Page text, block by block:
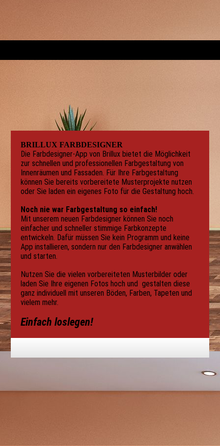
BRILLUX FARBDESIGNER
Die Farbdesigner-App von Brillux bietet die Möglichkeit
zur schnellen und professionellen Farbgestaltung von
Innenräumen und Fassaden. Für Ihre Farbgestaltung
können Sie bereits vorbereitete Musterprojekte nutzen
oder Sie laden ein eigenes Foto für die Gestaltung hoch.
Noch nie war Farbgestaltung so einfach!
Mit unserem neuen Farbdesigner können Sie noch
einfacher und schneller stimmige Farbkonzepte
entwickeln. Dafür müssen Sie kein Programm und keine
App instal­lieren, sondern nur den Farbdesigner anwählen
und starten.
Nutzen Sie die vielen vorbereiteten Musterbilder oder
laden Sie Ihre eigenen Fotos hoch und gestalten diese
ganz individuell mit unseren Böden, Farben, Tapeten und
vielem mehr.
Einfach loslegen!